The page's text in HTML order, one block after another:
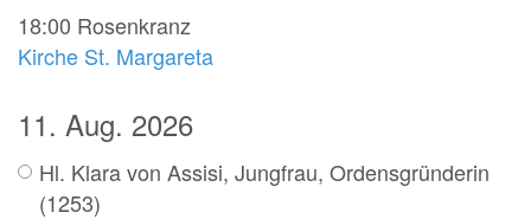
18:00 Rosenkranz
Kirche St. Margareta
11. Aug. 2026
Hl. Klara von Assisi, Jungfrau, Ordensgründerin
(1253)